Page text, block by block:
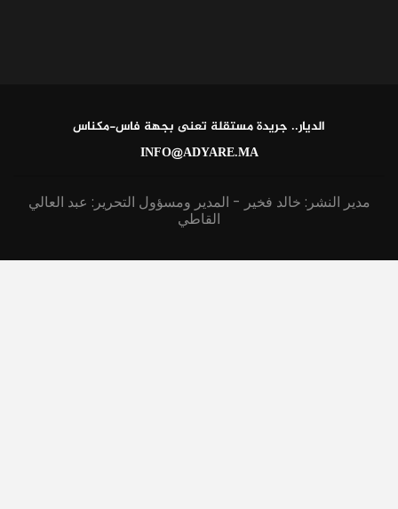
الديار.. جريدة مستقلة تعنى بجهة فاس-مكناس
INFO@ADYARE.MA
مدير النشر: خالد فخير - المدير ومسؤول التحرير: عبد العالي
القاطي